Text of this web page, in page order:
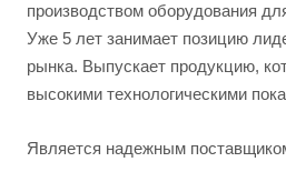
производством оборудования
Уже 5 лет занимает позицию
рынка. Выпускает продукцию,
высокими технологическими
Является надежным